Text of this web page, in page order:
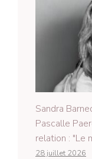
Sandra
Pascalle
relation : "Le
28 juillet 2026